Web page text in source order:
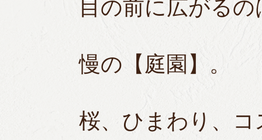
目の前に広がる
慢の【庭園】。
桜、ひまわり、